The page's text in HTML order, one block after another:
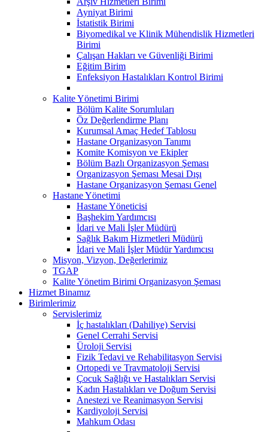
Ayniyat Birimi
İstatistik Birimi
Biyomedikal ve Klinik Mühendislik Hizmetleri
Birimi
Çalışan Hakları ve Güvenliği Birimi
Eğitim Birim
Enfeksiyon Hastalıkları Kontrol Birimi
Kalite Yönetimi Birimi
Bölüm Kalite Sorumluları
Öz Değerlendirme Planı
Kurumsal Amaç Hedef Tablosu
Hastane Organizasyon Tanımı
Komite Komisyon ve Ekipler
Bölüm Bazlı Organizasyon Şeması
Organizasyon Şeması Mesai Dışı
Hastane Organizasyon Şeması Genel
Hastane Yönetimi
Hastane Yöneticisi
Başhekim Yardımcısı
İdari ve Mali İşler Müdürü
Sağlık Bakım Hizmetleri Müdürü
İdari ve Mali İşler Müdür Yardımcısı
Misyon, Vizyon, Değerlerimiz
TGAP
Kalite Yönetim Birimi Organizasyon Şeması
Hizmet Binamız
Birimlerimiz
Servislerimiz
İç hastalıkları (Dahiliye) Servisi
Genel Cerrahi Servisi
Üroloji Servisi
Fizik Tedavi ve Rehabilitasyon Servisi
Ortopedi ve Travmatoloji Servisi
Çocuk Sağlığı ve Hastalıkları Servisi
Kadın Hastalıkları ve Doğum Servisi
Anestezi ve Reanimasyon Servisi
Kardiyoloji Servisi
Mahkum Odası